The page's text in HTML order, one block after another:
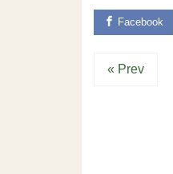
Facebook
« Prev